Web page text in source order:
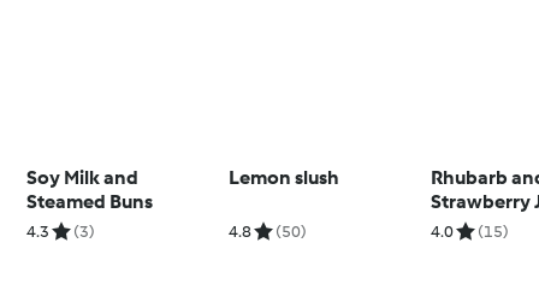
Soy Milk and
Steamed Buns
4.3 (3)
Lemon slush
4.8 (50)
Rhubarb
Strawberry
4.0 (15)